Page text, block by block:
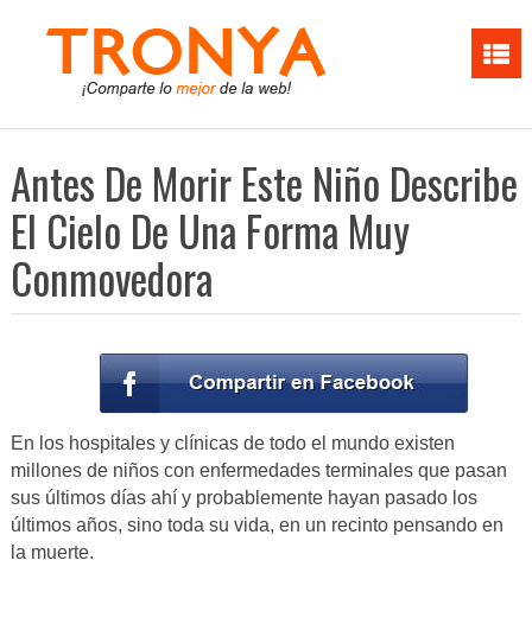
Antes De Morir Este Niño Describe
El Cielo De Una Forma Muy
Conmovedora
En los hospitales y clínicas de todo el mundo existen
millones de niños con enfermedades terminales que pasan
sus últimos días ahí y probablemente hayan pasado los
últimos años, sino toda su vida, en un recinto pensando en
la muerte.